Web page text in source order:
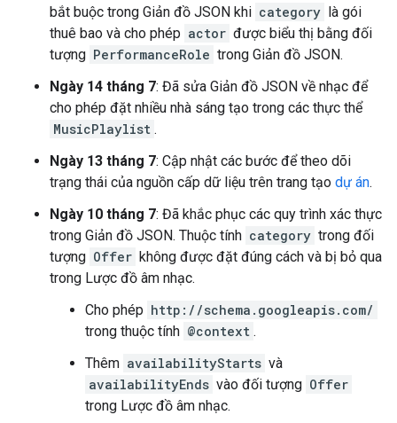
bắt buộc trong Giản đồ JSON khi category là gói
thuê bao và cho phép actor được biểu thị bằng đối
tượng PerformanceRole trong Giản đồ JSON.
Ngày 14 tháng 7: Đã sửa Giản đồ JSON về nhạc để
cho phép đặt nhiều nhà sáng tạo trong các thực thể
MusicPlaylist .
Ngày 13 tháng 7: Cập nhật các bước để theo dõi
trạng thái của nguồn cấp dữ liệu trên trang tạo dự án.
Ngày 10 tháng 7: Đã khắc phục các quy trình xác thực
trong Giản đồ JSON. Thuộc tính category trong đối
tượng Offer không được đặt đúng cách và bị bỏ qua
trong Lược đồ âm nhạc.
Cho phép http://schema.googleapis.com/
trong thuộc tính @context .
Thêm availabilityStarts và
availabilityEnds vào đối tượng Offer
trong Lược đồ âm nhạc.